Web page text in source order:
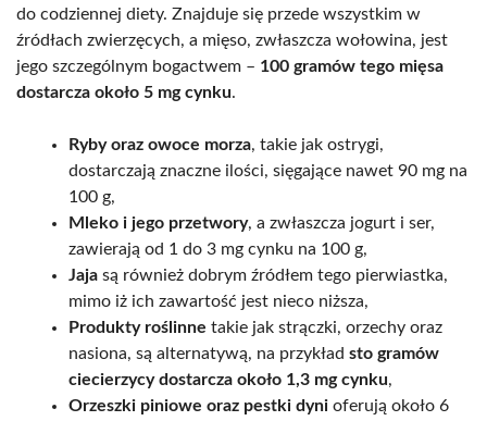
do codziennej diety. Znajduje się przede wszystkim w
źródłach zwierzęcych, a mięso, zwłaszcza wołowina, jest
jego szczególnym bogactwem – 100 gramów tego mięsa
dostarcza około 5 mg cynku.
Ryby oraz owoce morza, takie jak ostrygi,
dostarczają znaczne ilości, sięgające nawet 90 mg na
100 g,
Mleko i jego przetwory, a zwłaszcza jogurt i ser,
zawierają od 1 do 3 mg cynku na 100 g,
Jaja są również dobrym źródłem tego pierwiastka,
mimo iż ich zawartość jest nieco niższa,
Produkty roślinne takie jak strączki, orzechy oraz
nasiona, są alternatywą, na przykład sto gramów
ciecierzycy dostarcza około 1,3 mg cynku,
Orzeszki piniowe oraz pestki dyni oferują około 6